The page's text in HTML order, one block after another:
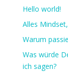
Hello world!
Alles
Warum
Was würde
ich sagen?